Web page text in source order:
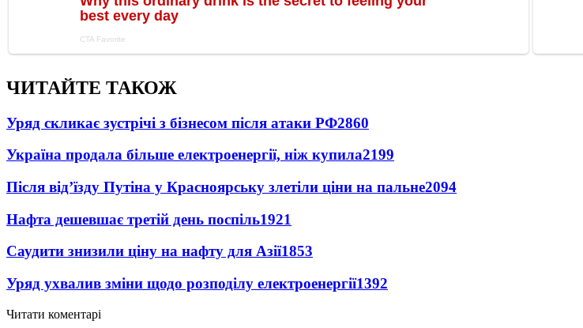
ЧИТАЙТЕ ТАКОЖ
Уряд скликає зустрічі з бізнесом після атаки РФ2860
Україна продала більше електроенергії, ніж купила2199
Після від’їзду Путіна у Красноярську злетіли ціни на пальне2094
Нафта дешевшає третій день поспіль1921
Саудити знизили ціну на нафту для Азії1853
Уряд ухвалив зміни щодо розподілу електроенергії1392
Читати коментарі